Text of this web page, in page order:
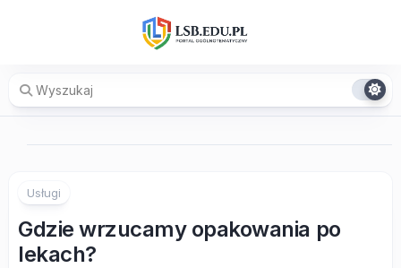
Usługi
Gdzie wrzucamy opakowania po
lekach?